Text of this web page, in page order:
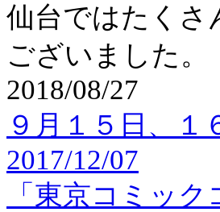
仙台ではたくさ
ございました。
2018/08/27
９月１５日、１
2017/12/07
「東京コミッ